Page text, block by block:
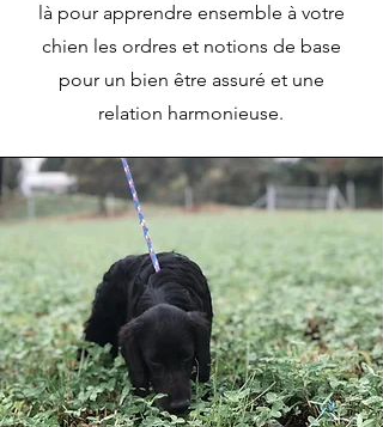
là pour apprendre ensemble à votre
chien les ordres et notions de base
pour un bien être assuré et une
relation harmonieuse.